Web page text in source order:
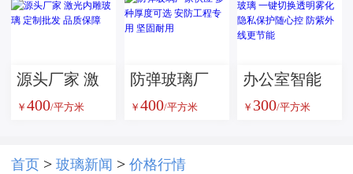
玻璃
防火玻璃 消
防通道安全
源头厂家 激
光内雕玻璃
质保障
￥ 400/平方米
防弹玻璃厂
家供应 多种
防工程专用
￥ 400/平方米
办公室智能
调光雾化玻
￥ 300/平方米
首页 > 玻璃新闻 > 价格行情